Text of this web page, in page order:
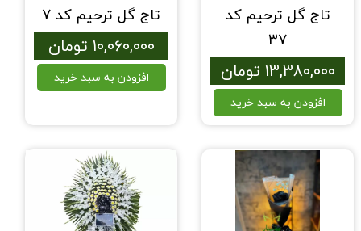
تاج گل ترحیم کد
37
۱۳,۳۸۰,۰۰۰ تومان
افزودن به سبد خرید
تاج گل ترحیم کد 7
۱۰,۰۶۰,۰۰۰ تومان
افزودن به سبد خرید